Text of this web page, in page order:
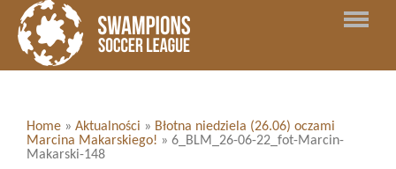
Home » Aktualności » Błotna niedziela (26.06) oczami
Marcina Makarskiego! » 6_BLM_26-06-22_fot-Marcin-
Makarski-148